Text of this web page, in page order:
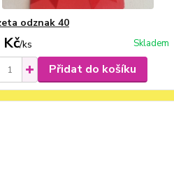
odznak 40
/ks Skladem
Přidat do košíku